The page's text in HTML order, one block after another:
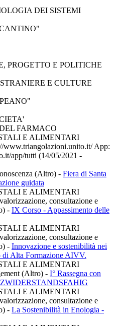
DEI SISTEMI
PROGETTO E POLITICHE
E CULTURE
FARMACO
E ALIMENTARI
www.triangolazioni.unito.it/ App:
app/tutti (14/05/2021 -
(Altro) - Fiera di Santa
guidata
E ALIMENTARI
consultazione e
- IX Corso - Appassimento delle
E ALIMENTARI
consultazione e
- Innovazione e sostenibilità nei
di Alta Formazione AIVV.
E ALIMENTARI
(Altro) - I° Rassegna con
E ALIMENTARI
consultazione e
- La Sostenibilità in Enologia -